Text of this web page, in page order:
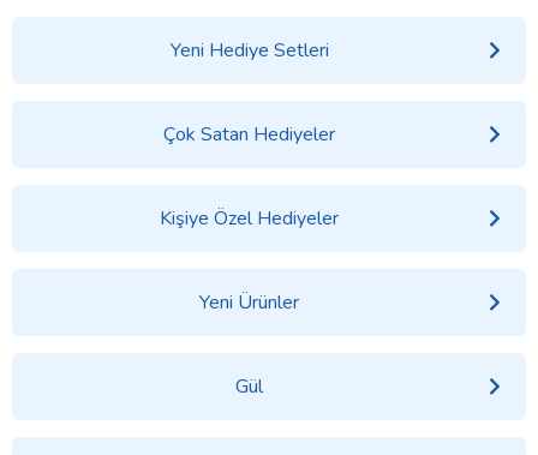
Yeni Hediye Setleri
Çok Satan Hediyeler
Kişiye Özel Hediyeler
Yeni Ürünler
Gül